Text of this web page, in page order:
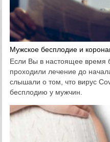
Мужское бесплодие и
Если Вы в настоящее время
проходили лечение до
слышали о том, что вирус
бесплодию у мужчин.